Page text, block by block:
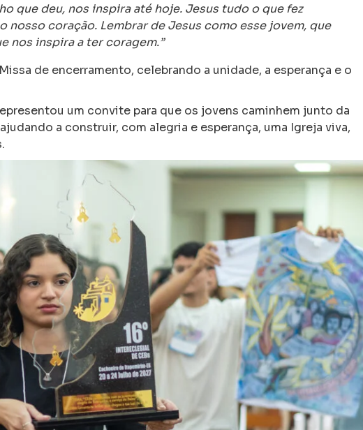
que deu, nos inspira até hoje. Jesus tudo o que fez
nosso coração. Lembrar de Jesus como esse jovem, que
nos inspira a ter coragem.”
de encerramento, celebrando a unidade, a esperança e o
um convite para que os jovens caminhem junto da
a construir, com alegria e esperança, uma Igreja viva,